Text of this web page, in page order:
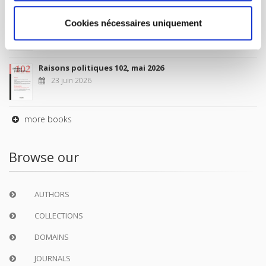
Cookies nécessaires uniquement
Sociétés contemporaines 139, 2025
6 juil. 2026
Raisons politiques 102, mai 2026
23 juin 2026
more books
Browse our
AUTHORS
COLLECTIONS
DOMAINS
JOURNALS